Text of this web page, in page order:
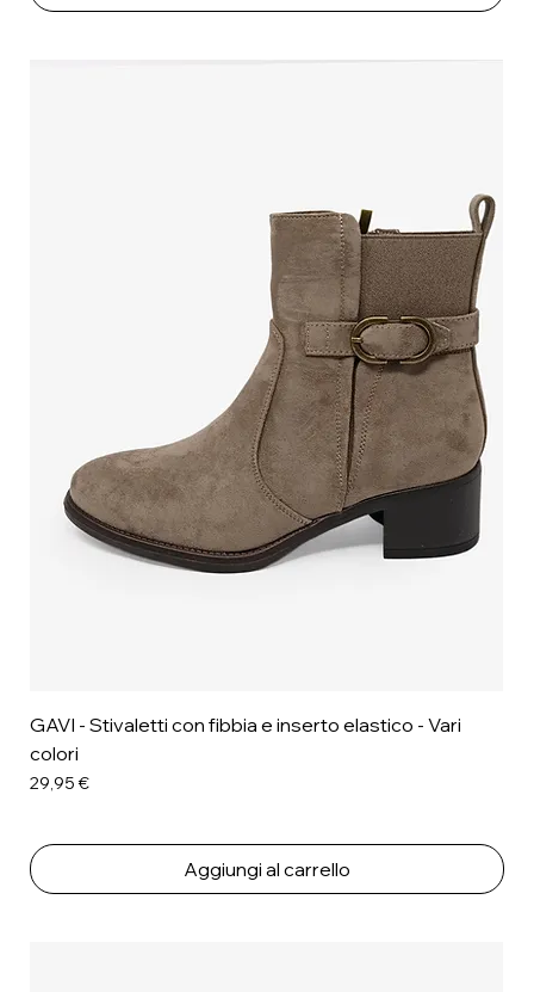
GAVI - Stivaletti con fibbia e inserto elastico - Vari
colori
Prezzo
29,95 €
Aggiungi al carrello